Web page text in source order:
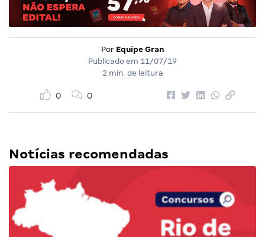
Por Equipe Gran
Publicado em 11/07/19
2 min. de leitura
0 0
Notícias recomendadas